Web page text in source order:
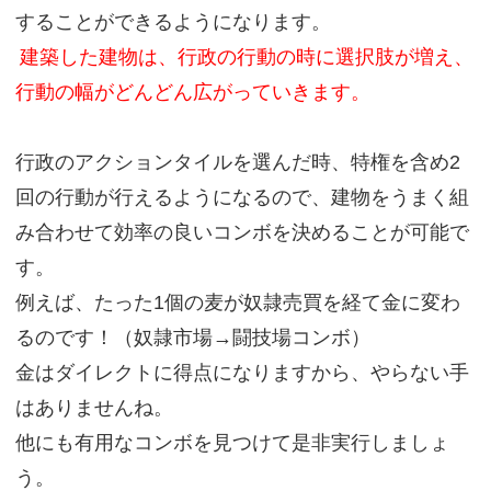
することができるようになります。
建築した建物は、行政の行動の時に選択肢が増え、
行動の幅がどんどん広がっていきます。
行政のアクションタイルを選んだ時、特権を含め2
回の行動が行えるようになるので、建物をうまく組
み合わせて効率の良いコンボを決めることが可能で
す。
例えば、たった1個の麦が奴隷売買を経て金に変わ
るのです！（奴隷市場→闘技場コンボ）
金はダイレクトに得点になりますから、やらない手
はありませんね。
他にも有用なコンボを見つけて是非実行しましょ
う。